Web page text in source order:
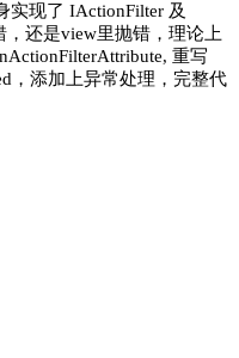
实现了 IActionFilter 及
，还是view里抛错，理论上
重写
，添加上异常处理，完整代